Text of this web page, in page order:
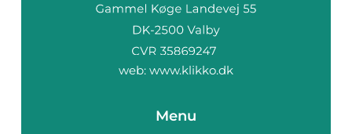
web: www.klikko.dk
Menu